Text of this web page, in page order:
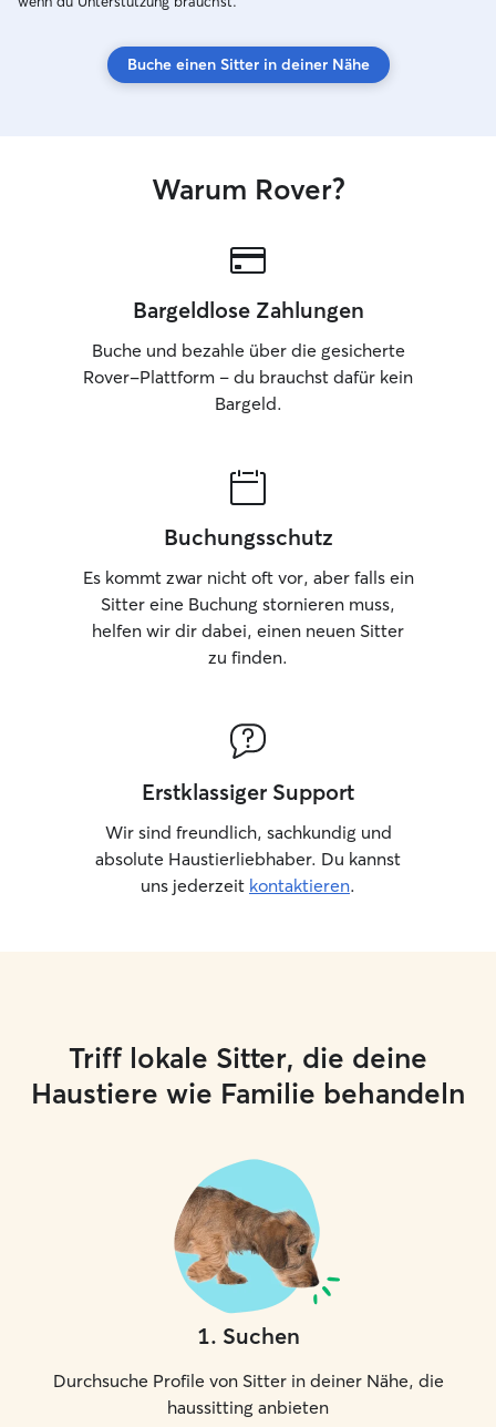
always use a
on their
ich immer eine
auf ihr
Buche einen Sitter in deiner Nähe
Warum Rover?
Bargeldlose Zahlungen
Buche und bezahle über die gesicherte
Rover-Plattform – du brauchst dafür kein
Bargeld.
Buchungsschutz
Es kommt zwar nicht oft vor, aber falls ein
Sitter eine Buchung stornieren muss,
helfen wir dir dabei, einen neuen Sitter
zu finden.
Erstklassiger Support
Wir sind freundlich, sachkundig und
absolute Haustierliebhaber. Du kannst
uns jederzeit kontaktieren.
Triff lokale Sitter, die deine
Haustiere wie Familie behandeln
1. Suchen
Durchsuche Profile von Sitter in deiner Nähe, die
haussitting anbieten